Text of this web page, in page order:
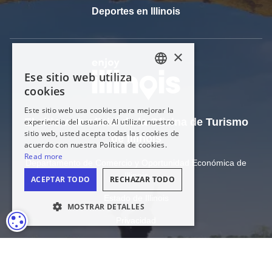
Deportes en Illinois
El sitio web oficial de la Oficina de Turismo
de Illinois
Departamento de Comercio y Oportunidad Económica de
Illinois
CONFIGURACIÓN DE COOKIES